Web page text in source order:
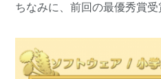
ちなみに、前回の最優秀賞受